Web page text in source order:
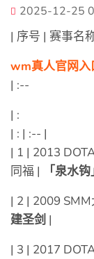
2025-12-25
| 序号 | 赛事名
wm真人官网入
| :--
| :
| : | :-- |
| 1 | 2013
同福 |
「泉水
| 2 | 2009 SMM
建圣剑 |
| 3 | 2017